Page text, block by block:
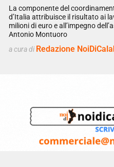
La componente del
d’Italia attribuisce il risultato ai
milioni di euro e all’impegno
Antonio Montuoro
a cura di Redazione